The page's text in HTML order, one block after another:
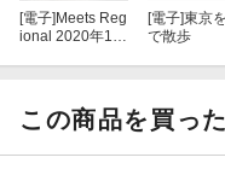
[電子] Meets Reg
ional 2020年1月
[電子]東京
で散歩
この商品を買っ